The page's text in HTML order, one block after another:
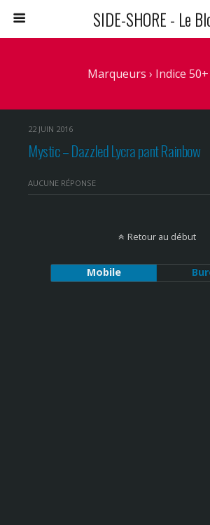
SIDE-SHORE - Le
Marqueurs › Indice
22 JUIN 2016
Mystic – Dazzled Lycra pant Rainbow
AUCUNE RÉPONSE
Retour au début
Mobile